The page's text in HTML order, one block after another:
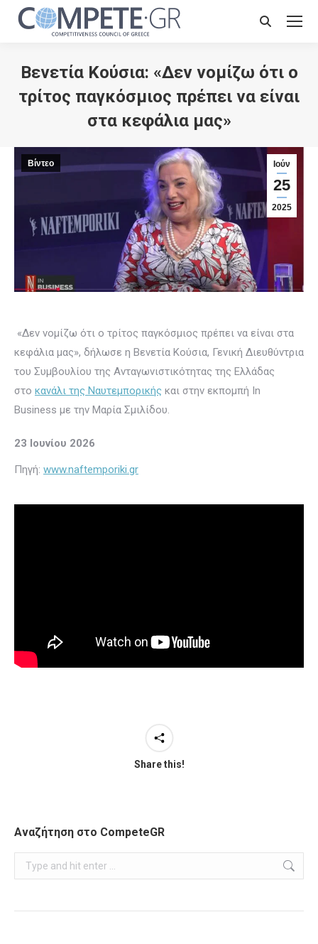
Search:
Βενετία Κούσια: «Δεν νομίζω ότι ο
τρίτος παγκόσμιος πρέπει να είναι
στα κεφάλια μας»
Ιούν
25
2025
Βίντεο
«Δεν νομίζω ότι ο τρίτος παγκόσμιος πρέπει να είναι στα
κεφάλια μας», δήλωσε η Βενετία Κούσια, Γενική Διευθύντρια
του Συμβουλίου της Ανταγωνιστικότητας της Ελλάδας
στο κανάλι της Ναυτεμπορικής και στην εκπομπή In
Business με την Μαρία Σμιλίδου.
23 Ιουνίου 2026
Πηγή: www.naftemporiki.gr
Share this!
Αναζήτηση στο CompeteGR
Search: